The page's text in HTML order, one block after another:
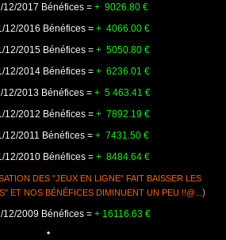
12/2017 Bénéfices = + 9026.80 €
12/2016 Bénéfices = + 4066.00 €
12/2015 Bénéfices = + 5050.80 €
12/2014 Bénéfices = + 6236.01 €
12/2013 Bénéfices = + 5 463.41 €
12/2012 Bénéfices = + 7892.19€
12/2011 Bénéfices = + 7431.50€
12/2010 Bénéfices = + 8484.64 €
DES "JEUX EN LIGNE" FAIT BAISSER LES
ET NOS BÉNÉFICES DIMINUENT UN PEU !!@... )
12/2009 Bénéfices = + 16116.63 €
*